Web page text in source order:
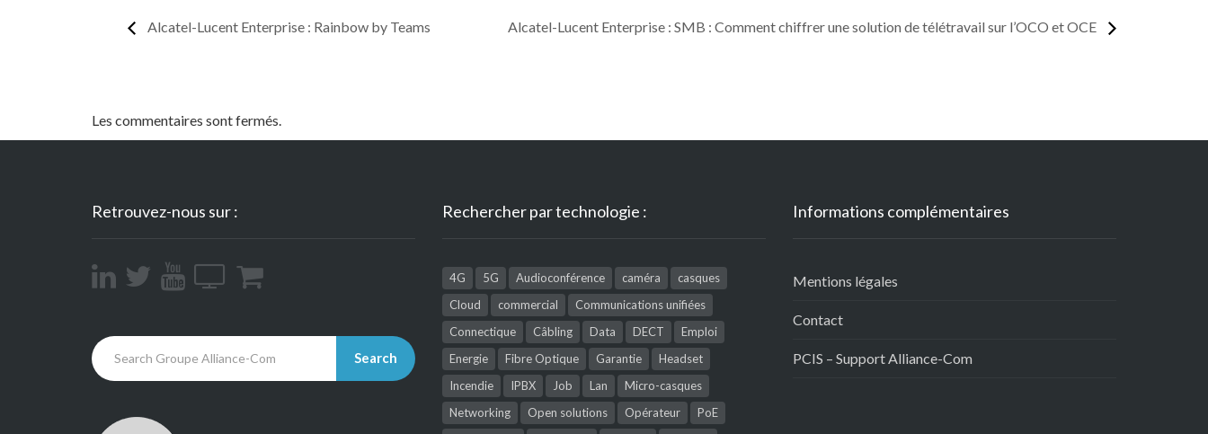
Alcatel-Lucent Enterprise : Rainbow by Teams Alcatel-Lucent Enterprise : SMB : Comment chiffrer une solution de télétravail sur l’OCO et OCE
Les commentaires sont fermés.
Retrouvez-nous sur :
Search
Rechercher par technologie :
4G 5G Audioconférence caméra
casques
Cloud
commercial
Communications unifiées
Connectique
Câbling Data DECT
Emploi
Energie
Fibre Optique Garantie
Headset
Incendie
IPBX Job Lan
Micro-casques
Networking
Open solutions Opérateur
PoE
Informations complémentaires
Mentions légales
Contact
PCIS – Support Alliance-Com